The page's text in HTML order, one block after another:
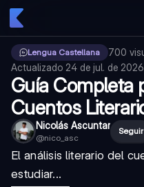
Lengua Castellana 700
Actualizado 24 de jul. de 2026
Guía Completa
Cuentos
Nicolás Ascuntar
@nico_asc
Seguir
El análisis literario del
estudiar...